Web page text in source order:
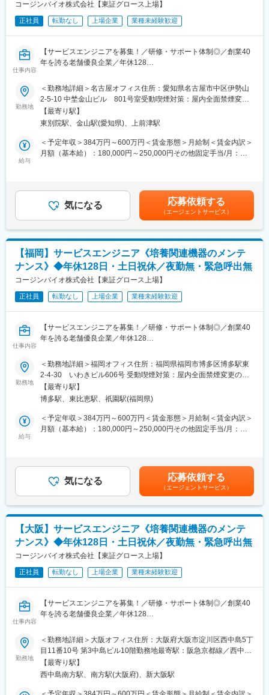
本の医療費は急速に増え続けていて、医療費の増大を抑えること
が急務です。ジェネリック医薬品は国からも普及が求められてい
ます。皆さんの未来を守るためにも、とても重要な役割を担って
います。
■当社について：
▽ジェネリック医薬品事業
ます。品質や安全性はもちろんのこと、飲みやすく、扱いやすい
安心できるお薬を提供できるよう、さまざまな取り組みをおこな
っています。
▽健康関連事業
ヘルスケアに関連するあらゆる製品・サービスの提供を目指し
て、企画立案を進めています。健康の維持・増進、未病のケア・
https://www.towayakuhin.co.jp/recruit/about/number.php
▽職種相関図
https://www.towayakuhin.co.jp/recruit/work/chart.php
変更の範囲：会社の定める業務
コージンバイオ株式会社【東証グロース上場】
正社員 転勤なし 上場企業 業種未経験歓迎
仕事内容
【サービスエンジニアを募集！／研修・サポート体制◎／創業40
年を誇る老舗優良企業／年休128
【はじめに】
今回は増員を目的にサービスエンジニアを募集します。ご担当い
ただくのは、再生医療や微生物検査に関わる培養関連の機器メン
テナンスがメインです。
【働き方】
■働き方：
年間休日128日・土日祝休み、残業時間は月平均10時間程となっ
ており、ワークライフバランスを整えやすい環境です。また、休
休日を取得いただきます。
【業務内容】
■機器メンテナンス業務全般
■設置据え付け修理・点検
■見積書作成
■巡回訪問
また、下記のような営業フォローをいただくこともございます。
■機器に関わる案内・フォロー（営業同行や勉強会実施など）
■機器に関する問い合わせ対応（メール・電話など）
【研修について】
入社後６カ月～最長１年程度、坂戸本社（埼玉）にて研修を予定
ャッチアップいただける環境です◎
10:00～顧客訪問（修理訪問、営業同行、巡回訪問）
12:00～昼食
13:00～顧客訪問（修理訪問、営業同行、巡回訪問）
17:00～事務処理、報告書作成、スケジュール確認
18:00～退社
【同社の特徴】
1981年に設立し、微生物検査に使用する動物血液と血清、培地の
製造と販売から事業を開始。微生物培の原料として動物の血液が
必要不可欠である点に着目し、ウサギやヒツジ、ウマなど取り扱
培地の製品ラインアップを充実、最近では細胞の培養に用いる組
織培養培地の開発に特に注力してきました。
変更の範囲：会社の定める業務
勤務地
＜勤務地詳細＞名古屋オフィス住所：愛知県名古屋市中区伊勢山
2-5-10 中埜金山ビル 801号室受動喫煙対策：屋内全面禁煙変更
の範囲：会社の定める事業所
【最寄り駅】
東別院駅、金山駅(愛知県)、上前津駅
給与
＜予定年収＞384万円～600万円＜賃金形態＞月給制＜賃金内訳＞
月額（基本給）：180,000円～250,000円その他固定手当/月：
て上下する可能性があります。月給(月額)は固定手当を含めた表記
です。 気になる 応募依頼する
（エージェントサービス）
【福岡】サービスエンジニア《培養関連機器のメンテ
ナンス》◆年休128日・土日祝休／夜勤無・緊急呼出無
コージンバイオ株式会社【東証グロース上場】
正社員 転勤なし 上場企業 業種未経験歓迎
仕事内容
【サービスエンジニアを募集！／研修・サポート体制◎／創業40
年を誇る老舗優良企業／年休128
【はじめに】
今回は増員を目的にサービスエンジニアを募集します。ご担当い
ただくのは、再生医療や微生物検査に関わる培養関連の機器メン
テナンスがメインです。
【働き方】
■働き方：
年間休日128日・土日祝休み、残業時間は月平均10時間程となっ
ており、ワークライフバランスを整えやすい環境です。また、休
休日を取得いただきます。
【業務内容】
■機器メンテナンス業務全般
■設置据え付け修理・点検
■見積書作成
■巡回訪問
また、下記のような営業フォローをいただくこともございます。
■機器に関わる案内・フォロー（営業同行や勉強会実施など）
■機器に関する問い合わせ対応（メール・電話など）
【研修について】
入社後６カ月～最長１年程度、坂戸本社（埼玉）にて研修を予定
勤務地
＜勤務地詳細＞福岡オフィス住所：福岡県福岡市博多区博多駅東
2-4-30 いわきビル606号 受動喫煙対策：屋内全面禁煙変更の範
囲：会社の定める事業所
【最寄り駅】
博多駅、東比恵駅、祇園駅(福岡県)
給与
＜予定年収＞384万円～600万円＜賃金形態＞月給制＜賃金内訳＞
月額（基本給）：180,000円～250,000円その他固定手当/月：
て上下する可能性があります。月給(月額)は固定手当を含めた表記
です。 気になる 応募依頼する
（エージェントサービス）
【大阪】サービスエンジニア《培養関連機器のメンテ
ナンス》◆年休128日・土日祝休／夜勤無・緊急呼出無
コージンバイオ株式会社【東証グロース上場】
正社員 転勤なし 上場企業 業種未経験歓迎
仕事内容
【サービスエンジニアを募集！／研修・サポート体制◎／創業40
年を誇る老舗優良企業／年休128
【はじめに】
今回は増員を目的にサービスエンジニアを募集します。ご担当い
ただくのは、再生医療や微生物検査に関わる培養関連の機器メン
テナンスがメインです。
勤務地
＜勤務地詳細＞大阪オフィス住所：大阪府大阪市淀川区西中島5丁
目11番10号 第3中島ビル10階勤務地最寄駅：阪急京都線／西中島
南方駅受動喫煙対策：屋内全面禁煙変更の範囲：会社の定める事
業所
【最寄り駅】
西中島南方駅、南方駅(大阪府)、新大阪駅